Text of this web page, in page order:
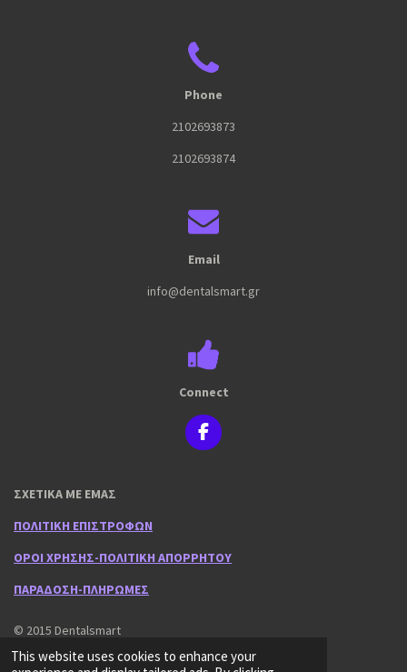
This website uses cookies to enhance your
Phone
2102693873
2102693874
Email
info@dentalsmart.gr
Connect
F
a
k
ΣΧΕΤΙΚΑ ΜΕ ΕΜΑΣ
ΠΟΛΙΤΙΚΗ ΕΠΙΣΤΡΟΦΩΝ
ΟΡΟΙ ΧΡΗΣΗΣ-ΠΟΛΙΤΙΚΗ ΑΠΟΡΡΗΤΟΥ
ΠΑΡΑΔΟΣΗ-ΠΛΗΡΩΜΕΣ
© 2015 Dentalsmart
Powered by Webador